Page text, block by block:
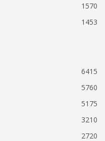
1570
1453
6415
5760
5175
3210
2720